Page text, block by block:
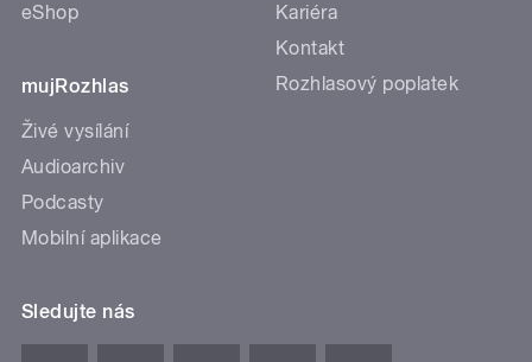
eShop
mujRozhlas
Živé vysílání
Audioarchiv
Podcasty
Mobilní aplikace
Kariéra
Kontakt
Rozhlasový poplatek
Sledujte nás